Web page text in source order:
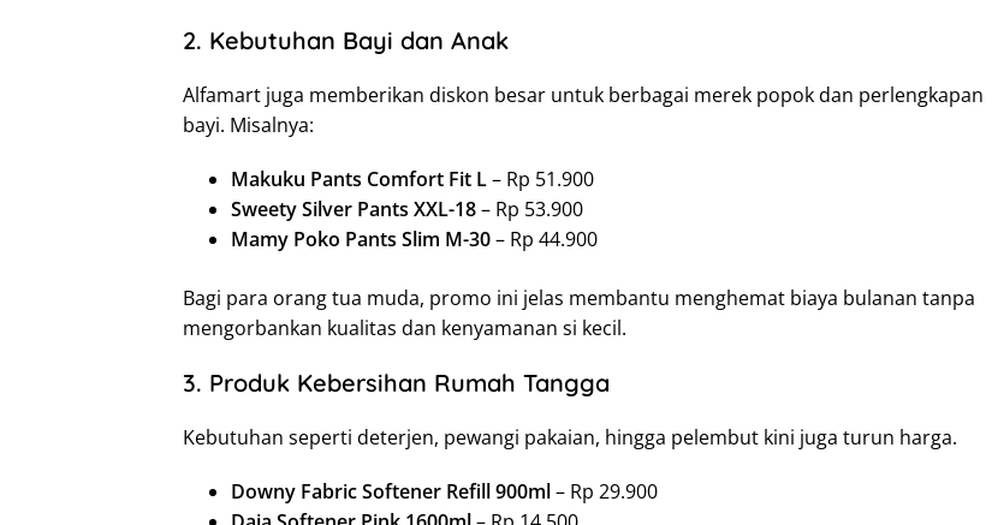
2. Kebutuhan Bayi dan Anak
Alfamart juga memberikan diskon besar untuk berbagai merek popok dan perlengkapan
bayi. Misalnya:
Makuku Pants Comfort Fit L– Rp 51.900
Sweety Silver Pants XXL-18– Rp 53.900
Mamy Poko Pants Slim M-30– Rp 44.900
Bagi para orang tua muda, promo ini jelas membantu menghemat biaya bulanan tanpa
mengorbankan kualitas dan kenyamanan si kecil.
3. Produk Kebersihan Rumah Tangga
Kebutuhan seperti deterjen, pewangi pakaian, hingga pelembut kini juga turun harga.
Downy Fabric Softener Refill 900ml– Rp 29.900